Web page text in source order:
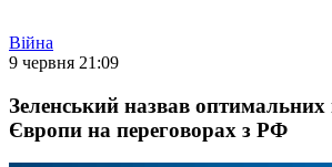
Війна
9 червня 21:09
Зеленський назвав оптимальних
Європи на переговорах з РФ